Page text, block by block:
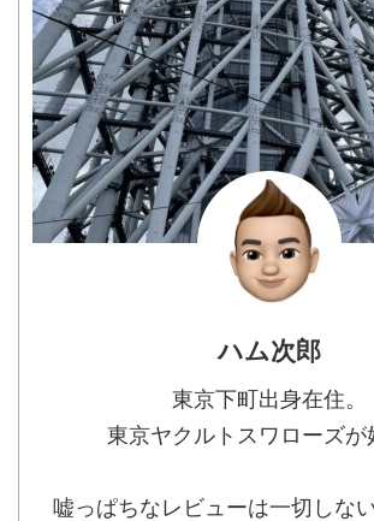
ハム次郎
東京下町出身在住。
東京ヤクルトスワローズが
嘘っぱちなレビューは一切しな